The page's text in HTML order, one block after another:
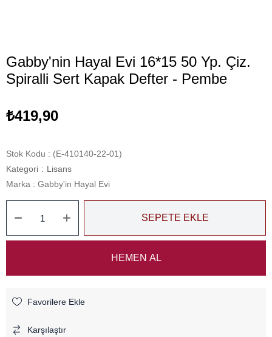
Gabby'nin Hayal Evi 16*15 50 Yp. Çiz.
Spiralli Sert Kapak Defter - Pembe
₺419,90
Stok Kodu
(E-410140-22-01)
Kategori : Lisans
Marka : Gabby'in Hayal Evi
Favorilere Ekle
Karşılaştır